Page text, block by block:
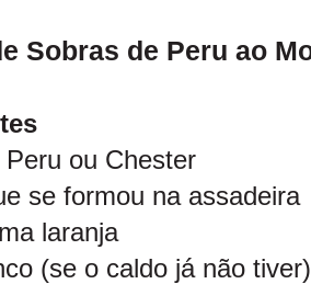
Sobras de Peru ao
ou Chester
se formou na assadeira
laranja
(se o caldo já não tiver)